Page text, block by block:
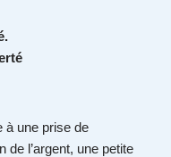
à une prise de
de l’argent, une petite